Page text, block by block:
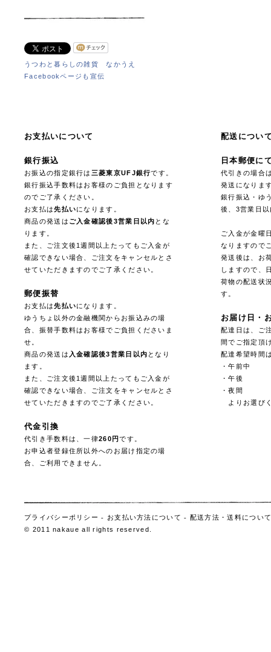
うつわと暮らしの雑貨 なかうえ
Facebookページも宣伝
お支払いについて
銀行振込
お振込の指定銀行は 三菱東京UFJ銀行です。
銀行振込手数料はお客様のご負担となります
のでご了承ください。
お支払は先払いになります。
商品の発送は ご入金確認後3営業日以内 とな
ります。
また、ご注文後1週間以上たってもご入金が
確認できない場合、ご注文をキャンセルとさ
せていただきますのでご了承ください。
郵便振替
お支払は先払いになります。
ゆうちょ以外の金融機関からお振込みの場
合、振替手数料はお客様でご負担くださいま
せ。
商品の発送は 入金確認後3営業日以内 となり
ます。
また、ご注文後1週間以上たってもご入金が
確認できない場合、ご注文をキャンセルとさ
せていただきますのでご了承ください。
代金引換
代引き手数料は、一律260円です。
お申込者登録住所以外へのお届け指定の場
合、ご利用できません。
配送につい
日本郵便に
代引きの場合
発送になりま
銀行振込・ゆ
後、3営業日
ご入金が金曜
なりますので
発送後は、お
しますので、
荷物の配送状
す。
お届け日・
配達日は、ご
間でご指定頂
配達希望時間
・午前中
・午後
・夜間
よりお選び
プライバシーポリシー - お支払い方法について - 配送方法・送料につい
© 2011 nakaue all rights reserved.